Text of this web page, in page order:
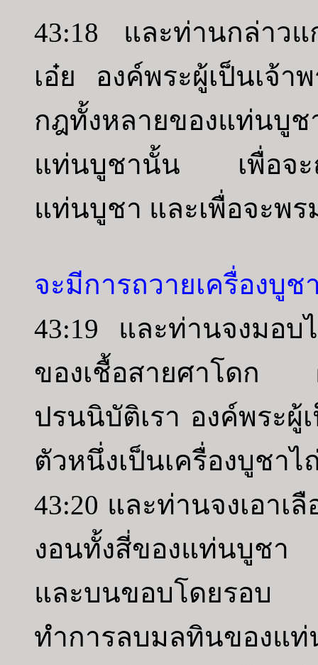
43:18 และท่านกล่าว
เอ๋ย องค์พระผู้เป็นเจ้า
กฎทั้งหลายของแท่นบูช
แท่นบูชานั้น เพื่อจะถ
แท่นบูชา และเพื่อจะพ
จะมีการถวายเครื่องบูช
43:19 และท่านจงมอบ
ของเชื้อสายศาโดก
ปรนนิบัติเรา องค์พระผู้
ตัวหนึ่งเป็นเครื่องบูชาไ
43:20 และท่านจงเอาเ
งอนทั้งสี่ของแท่นบูช
และบนขอบโดยรอบ
ทำการลบมลทินของแ